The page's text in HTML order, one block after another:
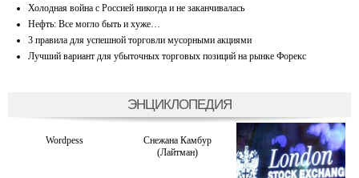
Холодная война с Россией никогда и не заканчивалась
Нефть: Все могло быть и хуже…
3 правила для успешной торговли мусорными акциями
Лучший вариант для убыточных торговых позиций на рынке Форекс
ЭНЦИКЛОПЕДИЯ
Wordpess
Снежана Камбур
(Лайтман)